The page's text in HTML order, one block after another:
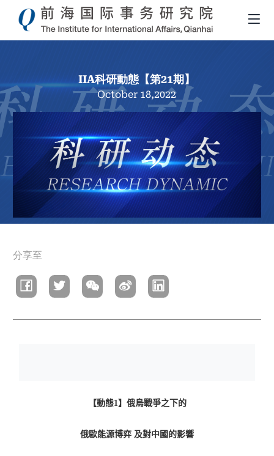
IIA科研動態【第21期】
October 18,2022
航
連
結
分享至
【動態1 】俄烏戰爭之下的
俄歐能源博弈 及對中國的影響